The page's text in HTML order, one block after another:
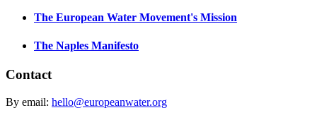
The European Water Movement's Mission
The Naples Manifesto
Contact
By email: hello@europeanwater.org